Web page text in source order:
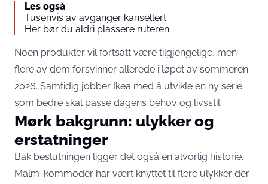
Les også
Tusenvis av avganger kansellert
Her bør du aldri plassere ruteren
Noen produkter vil fortsatt være tilgjengelige, men
flere av dem forsvinner allerede i løpet av sommeren
2026. Samtidig jobber Ikea med å utvikle en ny serie
som bedre skal passe dagens behov og livsstil.
Mørk bakgrunn: ulykker og
erstatninger
Bak beslutningen ligger det også en alvorlig historie.
Malm-kommoder har vært knyttet til flere ulykker der